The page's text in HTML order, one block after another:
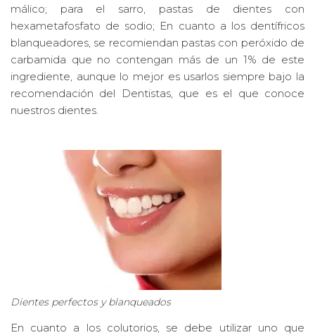
málico; para el sarro, pastas de dientes con
hexametafosfato de sodio; En cuanto a los dentífricos
blanqueadores, se recomiendan pastas con peróxido de
carbamida que no contengan más de un 1% de este
ingrediente, aunque lo mejor es usarlos siempre bajo la
recomendación del Dentistas, que es el que conoce
nuestros dientes.
Dientes perfectos y blanqueados
En cuanto a los colutorios, se debe utilizar uno que